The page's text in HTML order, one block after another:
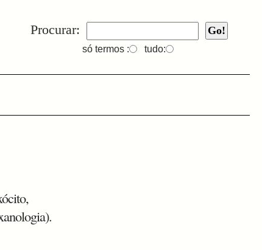
Procurar:
só termos : tudo: